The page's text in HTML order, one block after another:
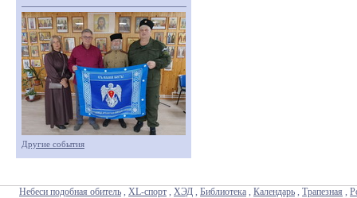
Другие события
Небеси подобная обитель , XL-спорт , ХЭД , Библиотека , Календарь , Трапезная ,